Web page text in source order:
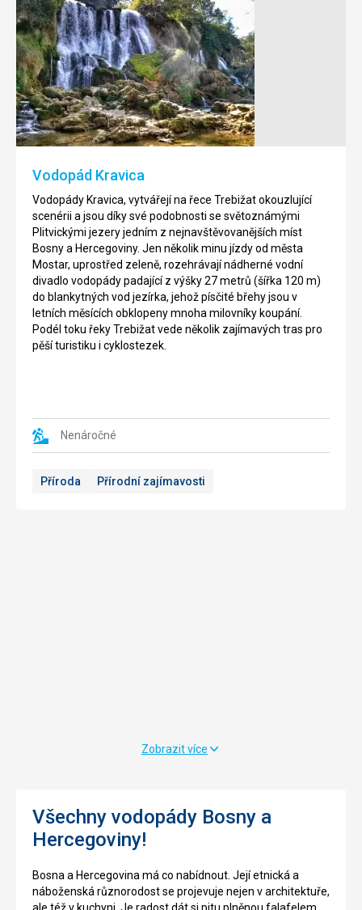
Vodopád Kravica
Vodopády Kravica, vytvářejí na řece Trebižat okouzlující
scenérii a jsou díky své podobnosti se světoznámými
Plitvickými jezery jedním z nejnavštěvovanějších míst
Bosny a Hercegoviny. Jen několik minu jízdy od města
Mostar, uprostřed zeleně, rozehrávají nádherné vodní
divadlo vodopády padající z výšky 27 metrů (šířka 120 m)
do blankytných vod jezírka, jehož písčité břehy jsou v
letních měsících obklopeny mnoha milovníky koupání.
Podél toku řeky Trebižat vede několik zajímavých tras pro
pěší turistiku i cyklostezek.
Nenáročné
Příroda Přírodní zajímavosti
Zobrazit více
Všechny vodopády Bosny a
Hercegoviny!
Bosna a Hercegovina má co nabídnout. Její etnická a
náboženská různorodost se projevuje nejen v architektuře,